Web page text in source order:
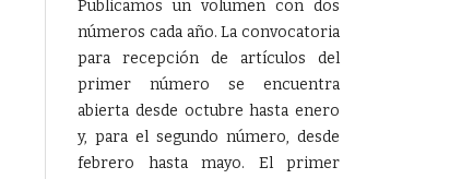
Publicamos un volumen con dos
números cada año. La convocatoria
para recepción de artículos del
primer número se encuentra
abierta desde octubre hasta enero
y, para el segundo número, desde
febrero hasta mayo. El primer